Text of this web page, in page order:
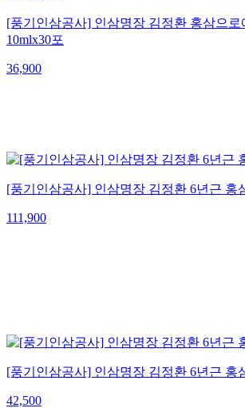
[풍기인삼공사] 인삼명장 김정환 홍삼으로
10mlx30포
36,900
[풍기인삼공사] 인삼명장 김정환 6년근 홍
111,900
[풍기인삼공사] 인삼명장 김정환 6년근 홍
42,500